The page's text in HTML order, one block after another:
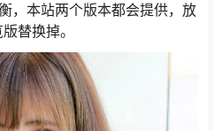
，本站两个版本都会提供，放
替换掉。